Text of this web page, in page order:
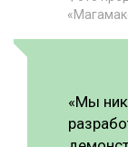
«Мы